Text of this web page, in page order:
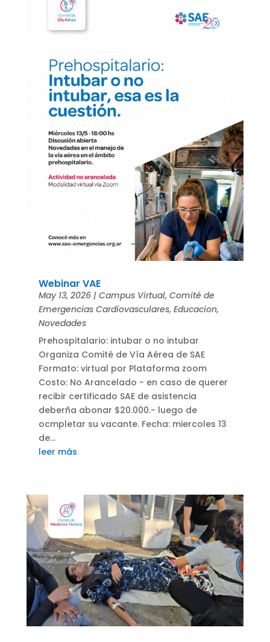
Webinar VAE
May 13, 2026| Campus Virtual, Comité de
Emergencias Cardiovasculares, Educacion,
Novedades
Prehospitalario: intubar o no intubar
Organiza Comité de Vía Aérea de SAE
Formato: virtual por Plataforma zoom
Costo: No Arancelado - en caso de querer
recibir certificado SAE de asistencia
deberña abonar $20.000.- luego de
ocmpletar su vacante. Fecha: miercoles 13
de...
leer más